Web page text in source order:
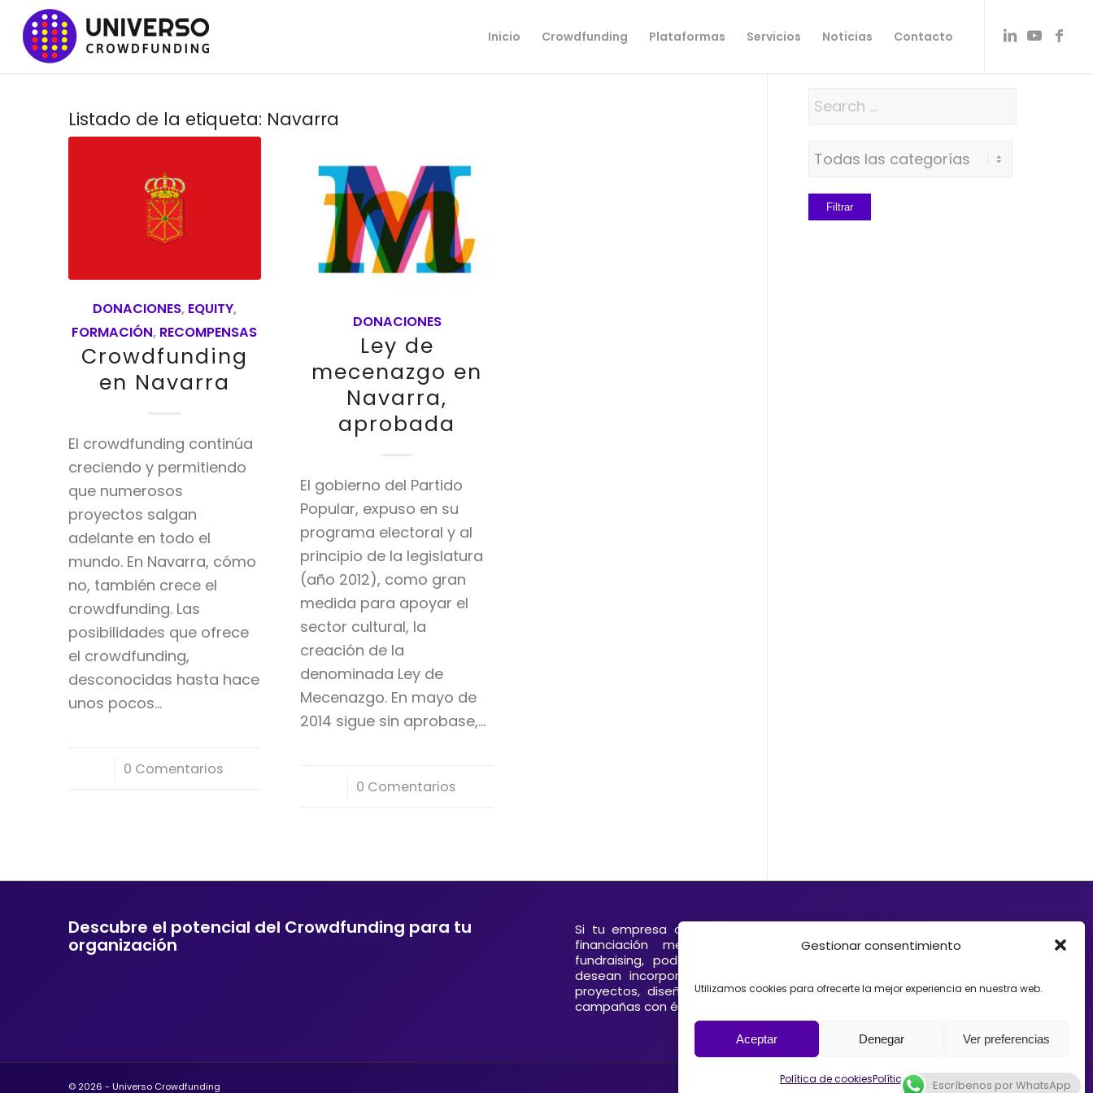
Gestionar consentimiento
Utilizamos cookies para ofrecerte la mejor experiencia en nuestra web.
Aceptar Denegar Ver preferencias
Política de cookiesPolítica de privacidad
Inicio Crowdfunding Plataformas Servicios Noticias Contacto
Listado de la etiqueta: Navarra
DONACIONES, EQUITY,
FORMACIÓN, RECOMPENSAS
Crowdfunding
en Navarra
El crowdfunding continúa
creciendo y permitiendo
que numerosos
proyectos salgan
adelante en todo el
mundo. En Navarra, cómo
no, también crece el
crowdfunding. Las
posibilidades que ofrece
el crowdfunding,
desconocidas hasta hace
unos pocos…
0 Comentarios
DONACIONES
Ley de
mecenazgo en
Navarra,
aprobada
El gobierno del Partido
Popular, expuso en su
programa electoral y al
principio de la legislatura
(año 2012), como gran
medida para apoyar el
sector cultural, la
creación de la
denominada Ley de
Mecenazgo. En mayo de
2014 sigue sin aprobase,…
0 Comentarios
Descubre el potencial del Crowdfunding para tu
organización
Si tu empresa o entidad quiere ofrecer a sus clientes soluciones de
financiación mediante Crowdfunding, donaciones, mecenazgo o
fundraising, podemos ayudarte. Trabajamos con organizaciones que
desean incorporar el Crowdfunding como herramienta para impulsar
proyectos, diseñando estrategias y acompañando el lanzamiento de
campañas con éxito en España, México o Argentina.
© 2026 - Universo Crowdfunding Escríbenos por WhatsApp